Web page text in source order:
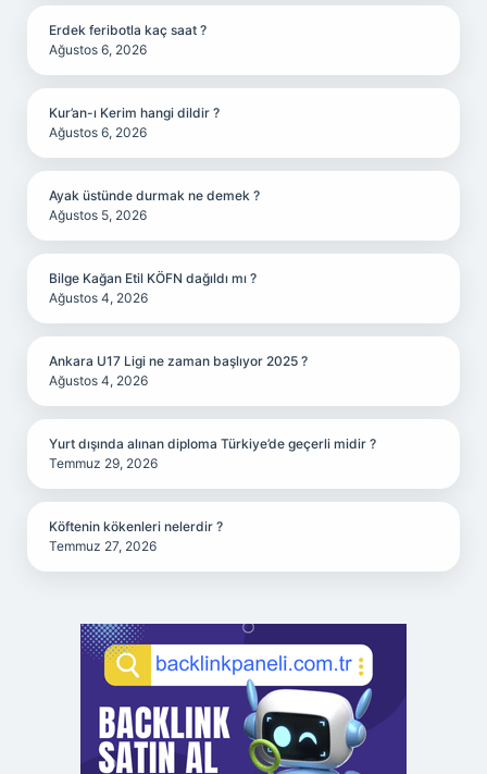
Erdek feribotla kaç saat ?
Ağustos 6, 2026
Kur’an-ı Kerim hangi dildir ?
Ağustos 6, 2026
Ayak üstünde durmak ne demek ?
Ağustos 5, 2026
Bilge Kağan Etil KÖFN dağıldı mı ?
Ağustos 4, 2026
Ankara U17 Ligi ne zaman başlıyor 2025 ?
Ağustos 4, 2026
Yurt dışında alınan diploma Türkiye’de geçerli midir ?
Temmuz 29, 2026
Köftenin kökenleri nelerdir ?
Temmuz 27, 2026